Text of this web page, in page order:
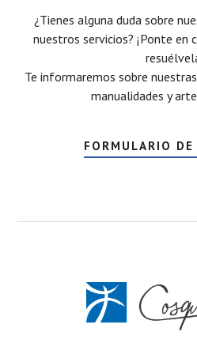
¿Tienes alguna duda sobre
nuestros servicios? ¡Ponte
Te informaremos sobre
manualidades y
FORMULARIO DE